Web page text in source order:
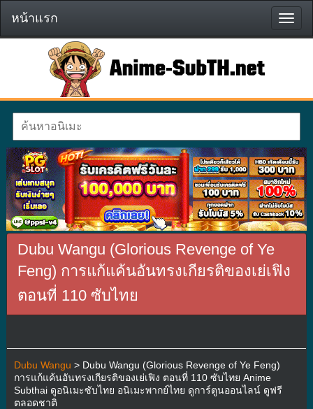
หน้า
แรก
หน้าแรก
Dubu Wangu (Glorious Revenge of Ye
Feng) การแก้แค้นอันทรงเกียรติของเย่เฟิง
ตอนที่ 110 ซับไทย
Dubu Wangu > Dubu Wangu (Glorious Revenge of Ye Feng)
การแก้แค้นอันทรงเกียรติของเย่เฟิง ตอนที่ 110 ซับไทย Anime
Subthai ดูอนิเมะซับไทย อนิเมะพากย์ไทย ดูการ์ตูนออนไลน์ ดูฟรี
ตลอดชาติ